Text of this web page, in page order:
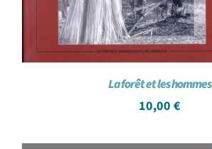
La forêt et les hommes
10,00 €